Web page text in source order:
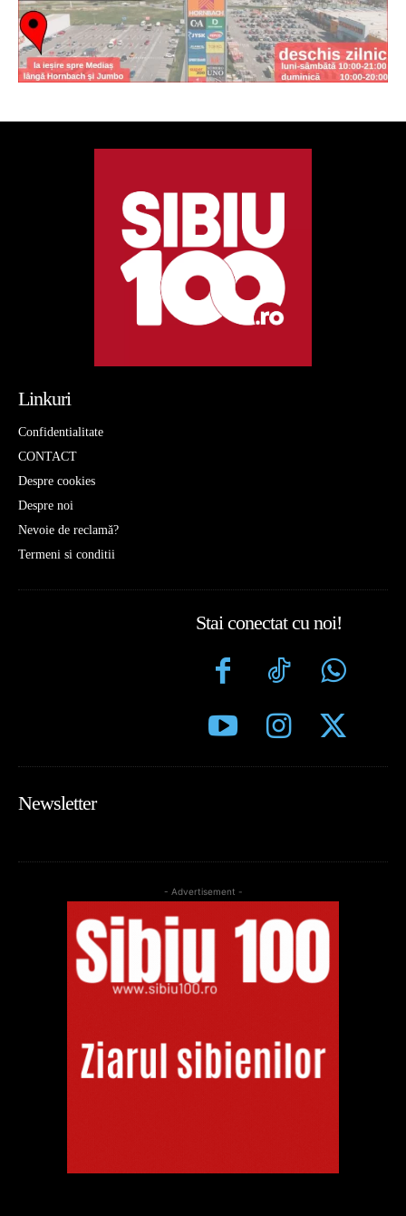
Linkuri
Confidentialitate
CONTACT
Despre cookies
Despre noi
Nevoie de reclamă?
Termeni si conditii
Stai conectat cu noi!
Newsletter
- Advertisement -